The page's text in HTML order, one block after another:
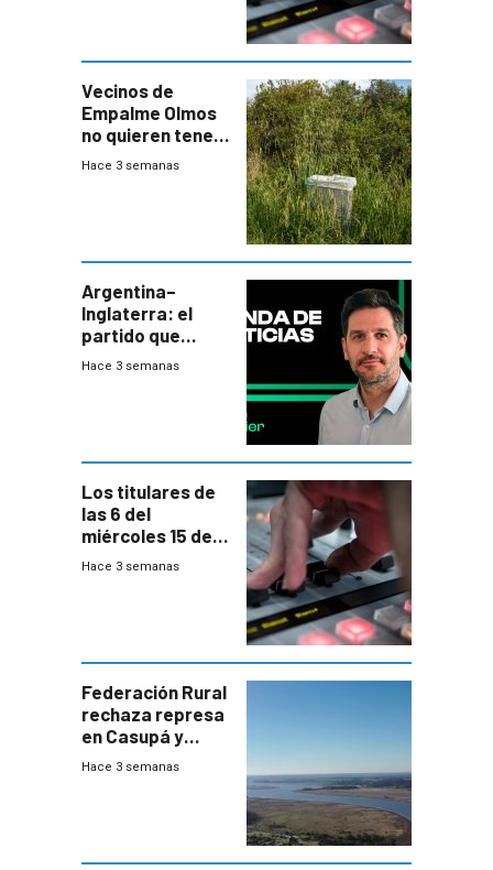
Vecinos de
Empalme Olmos
no quieren tener
cerca una planta
departamental
Hace 3 semanas
Argentina–
Inglaterra: el
partido que
nunca termina
Hace 3 semanas
Los titulares de
las 6 del
miércoles 15 de
julio de 2026
Hace 3 semanas
Federación Rural
rechaza represa
en Casupá y
firma demanda
Hace 3 semanas